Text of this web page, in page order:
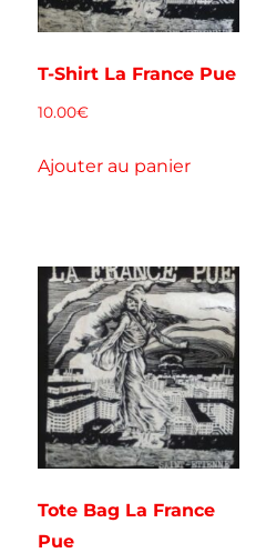
T-Shirt La France Pue
10.00€
Ajouter au panier
Tote Bag La France
Pue